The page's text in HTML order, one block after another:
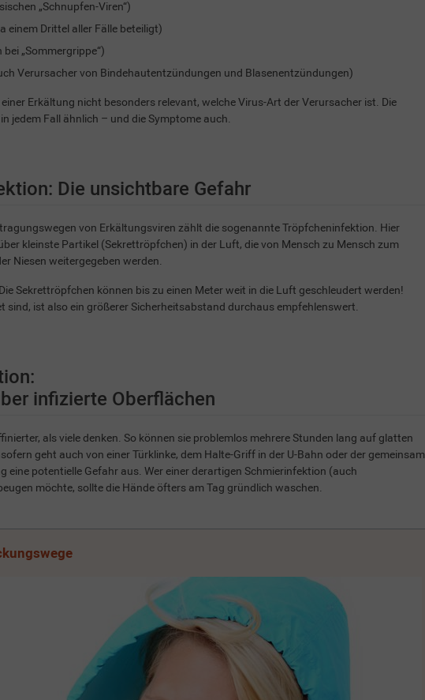
„Schnupfen-Viren“)
einem Drittel aller Fälle beteiligt)
„Sommergrippe“)
Verursacher von Bindehautentzündungen und Blasenentzündungen)
Erkältung nicht besonders relevant, welche Virus-Art der Verursacher ist. Die
jedem Fall ähnlich – und die Symptome auch.
Die unsichtbare Gefahr
von Erkältungsviren zählt die sogenannte Tröpfcheninfektion. Hier
kleinste Partikel (Sekrettröpfchen) in der Luft, die von Mensch zu Mensch zum
Niesen weitergegeben werden.
Sekrettröpfchen können bis zu einen Meter weit in die Luft geschleudert werden!
sind, ist also ein größerer Sicherheitsabstand durchaus empfehlenswert.
infizierte Oberflächen
als viele denken. So können sie problemlos mehrere Stunden lang auf glatten
geht auch von einer Türklinke, dem Halte-Griff in der U-Bahn oder der gemeinsam
eine potentielle Gefahr aus. Wer einer derartigen Schmierinfektion (auch
möchte, sollte die Hände öfters am Tag gründlich waschen.